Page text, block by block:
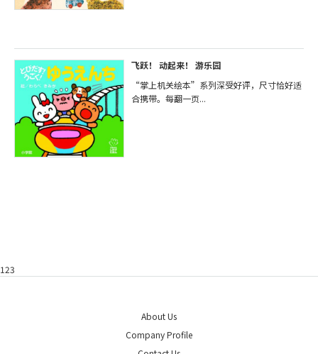
飞跃！ 动起来！ 游乐园
“掌上机关绘本”系列深受好评，尺寸恰好适
合携带。每翻一页...
123
About Us
Company Profile